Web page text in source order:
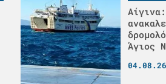
Άγιος
04.08.26